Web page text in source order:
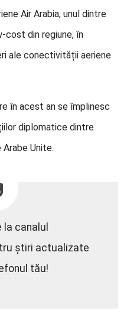
Air Arabia, unul dintre
cost din regiune, în
ale conectivității aeriene
în acest an se împlinesc
diplomatice dintre
Unite.
canalul
știri actualizate
tău!